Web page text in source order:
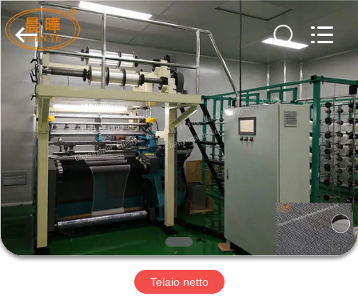
BENVENUTO
PRODOTTI
SU
DI
NOI
Warp
Knitting
Machinery
Co.,
Messages.
Reserved.
Telaio netto